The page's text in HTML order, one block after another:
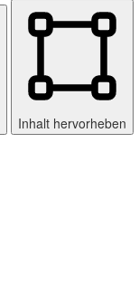
Inhalt hervorheben